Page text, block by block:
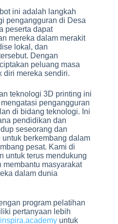
ini adalah langkah
pengangguran di Desa
peserta dapat
mereka dalam merakit
lokal, dan
Dengan
peluang masa
diri mereka sendiri.
teknologi 3D printing ini
pengangguran
di bidang teknologi. Ini
pendidikan dan
seseorang dan
berkembang dalam
pesat. Kami di
untuk terus mendukung
masyarakat
dalam dunia
program pelatihan
pertanyaan lebih
untuk